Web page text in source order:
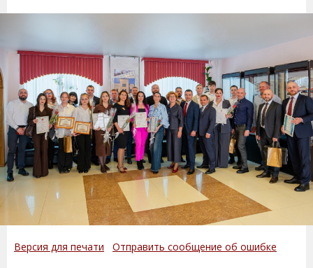
Версия для печати Отправить сообщение об ошибке